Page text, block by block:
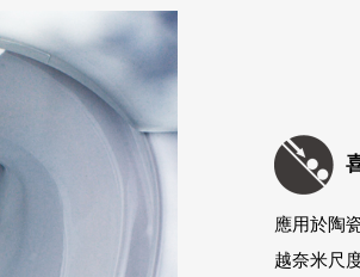
應用於陶
越奈米尺